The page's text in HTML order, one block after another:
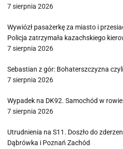
7 sierpnia 2026
Wywiózł pasażerkę za miasto i
Policja zatrzymała kazachskiego
7 sierpnia 2026
Sebastian z gór: Bohaterszczyzna
7 sierpnia 2026
Wypadek na DK92. Samochód w
7 sierpnia 2026
Utrudnienia na S11. Doszło do
Dąbrówka i Poznań Zachód